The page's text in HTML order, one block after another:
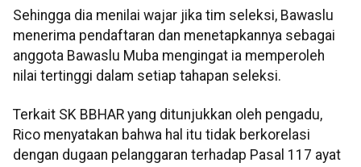
Sehingga dia menilai wajar jika tim seleksi, Bawaslu
menerima pendaftaran dan menetapkannya sebagai
anggota Bawaslu Muba mengingat ia memperoleh
nilai tertinggi dalam setiap tahapan seleksi.
Terkait SK BBHAR yang ditunjukkan oleh pengadu,
Rico menyatakan bahwa hal itu tidak berkorelasi
dengan dugaan pelanggaran terhadap Pasal 117 ayat